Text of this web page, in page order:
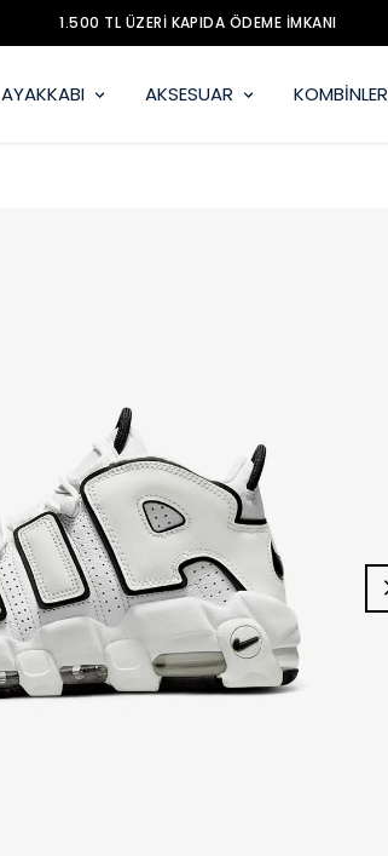
1.500 TL ÜZERİ KAPIDA ÖDEME İMKANI
AYAKKABI AKSESUAR KOMBİNLER